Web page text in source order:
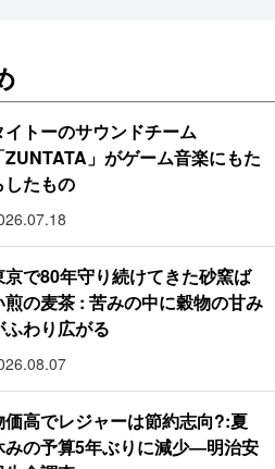
イトーのサウンドチーム
ZUNTATA」がゲーム音楽にもた
したもの
京で80年守り続けてきた砂窯ば
煎の麦茶 : 苦みの中に穀物の甘み
ふわり広がる
価高でレジャーは節約志向?:夏
みの予算5年ぶりに減少―明治安